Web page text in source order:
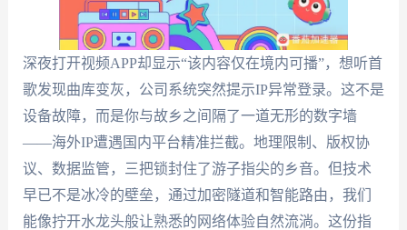
深夜打开视频APP却显示“该内容仅在境内可播”，想听首
歌发现曲库变灰，公司系统突然提示IP异常登录。这不是
设备故障，而是你与故乡之间隔了一道无形的数字墙
——海外IP遭遇国内平台精准拦截。地理限制、版权协
议、数据监管，三把锁封住了游子指尖的乡音。但技术
早已不是冰冷的壁垒，通过加密隧道和智能路由，我们
能像拧开水龙头般让熟悉的网络体验自然流淌。这份指